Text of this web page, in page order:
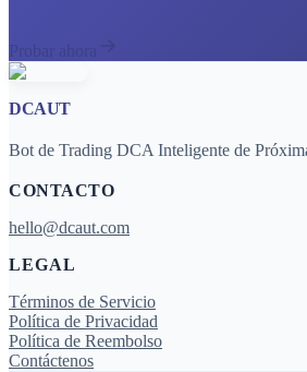
Probar ahora
DCAUT
Bot de Trading DCA Inteligente de
CONTACTO
hello@dcaut.com
LEGAL
Términos de Servicio
Política de Privacidad
Política de Reembolso
Contáctenos